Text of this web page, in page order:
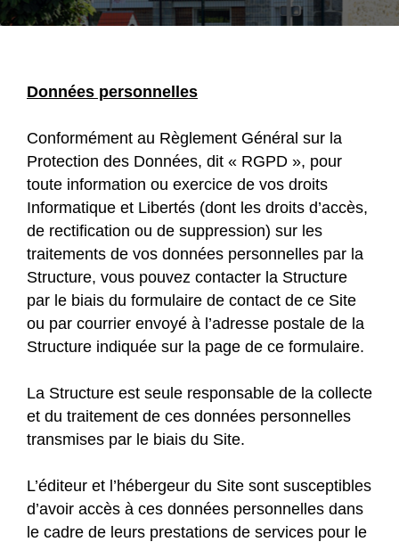
Données personnelles
Conformément au Règlement Général sur la
Protection des Données, dit « RGPD », pour
toute information ou exercice de vos droits
Informatique et Libertés (dont les droits d’accès,
de rectification ou de suppression) sur les
traitements de vos données personnelles par la
Structure, vous pouvez contacter la Structure
par le biais du formulaire de contact de ce Site
ou par courrier envoyé à l’adresse postale de la
Structure indiquée sur la page de ce formulaire.
La Structure est seule responsable de la collecte
et du traitement de ces données personnelles
transmises par le biais du Site.
L’éditeur et l’hébergeur du Site sont susceptibles
d’avoir accès à ces données personnelles dans
le cadre de leurs prestations de services pour le